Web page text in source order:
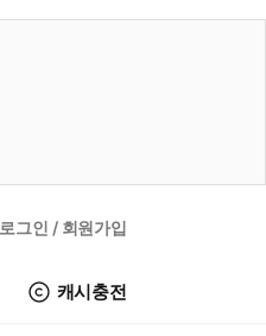
로그인 / 회원가입
캐시충전